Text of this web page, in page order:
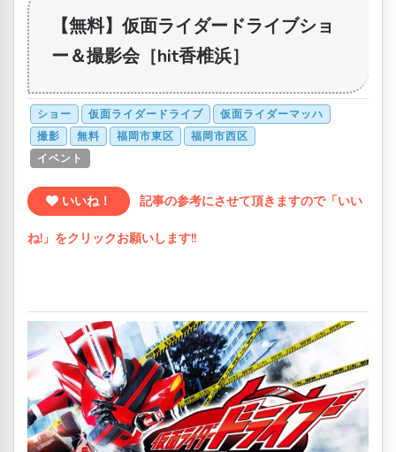
【無料】仮面ライダードライブショ
ー＆撮影会［hit香椎浜］
ショー 仮面ライダードライブ
仮面ライダーマッハ
撮影
無料 福岡市東区
福岡市西区
イベント
いいね！ 記事の参考にさせて頂きますので「いい
ね!」をクリックお願いします!!